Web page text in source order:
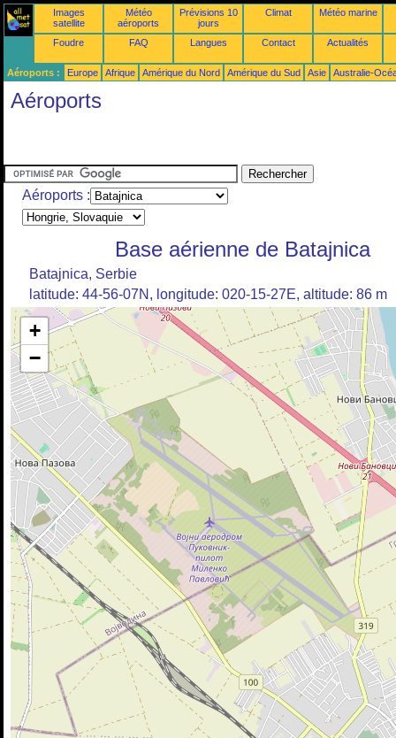
Images
satellite
Météo
aéroports
Prévisions 10
jours
Climat Météo marine
Foudre FAQ Langues Contact Actualités
Aéroports : Europe Afrique Amérique du Nord Amérique du Sud Asie Australie-
Aéroports
Aéroports :
Base aérienne de Batajnica
Batajnica, Serbie
latitude: 44-56-07N, longitude: 020-15-27E, altitude: 86 m
+
−